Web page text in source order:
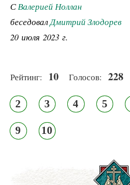
СВалерией Ноллан
беседовалДмитрий Злодорев
20 июля 2023 г.
Рейтинг: 10 Голосов: 228
2 3 4 5
9 10